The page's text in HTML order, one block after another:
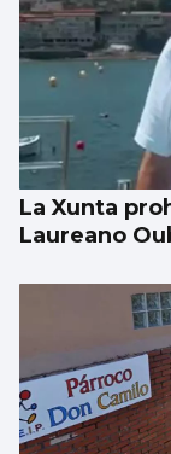
La
el día del
La Xunta
Laureano